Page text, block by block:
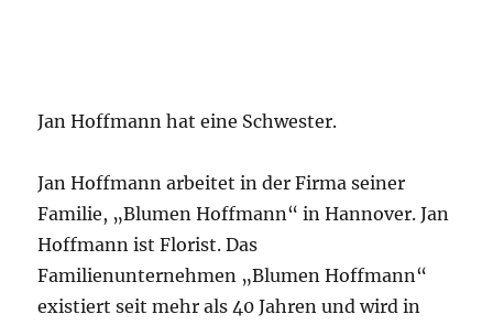
Jan Hoffmann hat eine Schwester.
Jan Hoffmann arbeitet in der Firma seiner
Familie, „Blumen Hoffmann“ in Hannover. Jan
Hoffmann ist Florist. Das
Familienunternehmen „Blumen Hoffmann“
existiert seit mehr als 40 Jahren und wird in